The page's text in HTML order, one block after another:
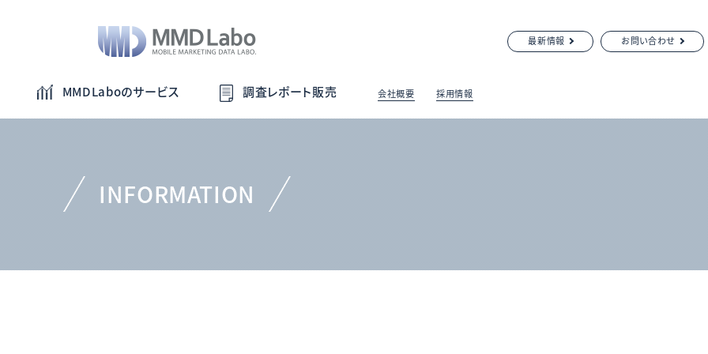
MMDLaboのサービス 調査レポート販売 会社概要 採用情報
最新情報 お問い合わせ
INFORMATION